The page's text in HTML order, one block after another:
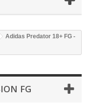
Adidas Predator 18+ FG -
FG